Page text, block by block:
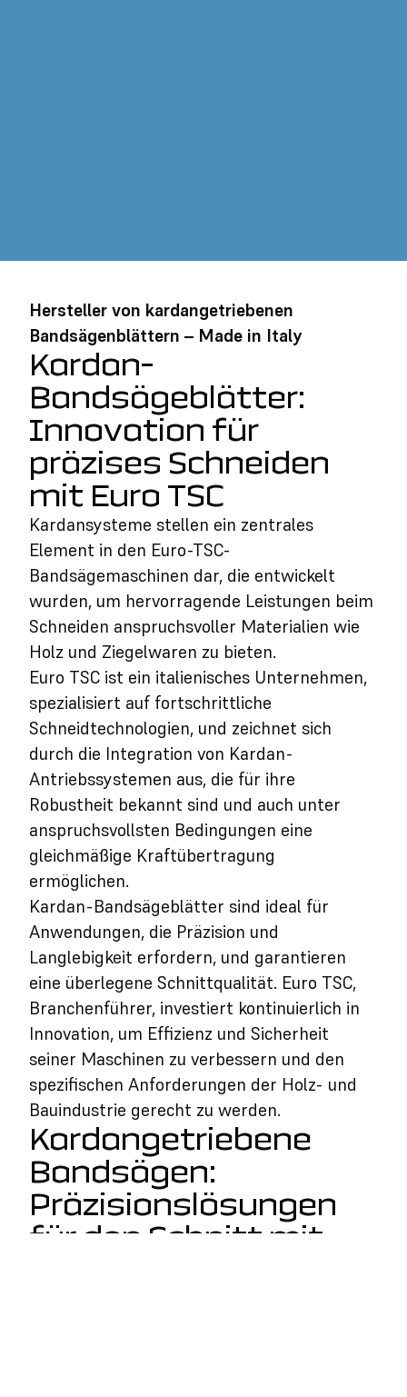
Hersteller von kardangetriebenen
Bandsägenblättern – Made in Italy
Kardan-
Bandsägeblätter:
Innovation für
präzises Schneiden
mit Euro TSC
Kardansysteme stellen ein zentrales
Element in den Euro-TSC-
Bandsägemaschinen dar, die entwickelt
wurden, um hervorragende Leistungen beim
Schneiden anspruchsvoller Materialien wie
Holz und Ziegelwaren zu bieten.
Euro TSC ist ein italienisches Unternehmen,
spezialisiert auf fortschrittliche
Schneidtechnologien, und zeichnet sich
durch die Integration von Kardan-
Antriebssystemen aus, die für ihre
Robustheit bekannt sind und auch unter
anspruchsvollsten Bedingungen eine
gleichmäßige Kraftübertragung
ermöglichen.
Kardan-Bandsägeblätter sind ideal für
Anwendungen, die Präzision und
Langlebigkeit erfordern, und garantieren
eine überlegene Schnittqualität. Euro TSC,
Branchenführer, investiert kontinuierlich in
Innovation, um Effizienz und Sicherheit
seiner Maschinen zu verbessern und den
spezifischen Anforderungen der Holz- und
Bauindustrie gerecht zu werden.
Kardangetriebene
Bandsägen:
Präzisionslösungen
für den Schnitt mit